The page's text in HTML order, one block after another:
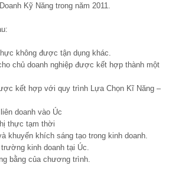
Kỹ Năng trong năm 2011.
không được tận dụng khác.
chủ doanh nghiệp được kết hợp thành một
kết hợp với quy trình Lựa Chọn Kĩ Năng –
doanh vào Úc
thực tạm thời
khuyến khích sáng tạo trong kinh doanh.
kinh doanh tại Úc.
bằng của chương trình.